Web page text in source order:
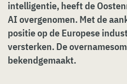
intelligentie, heeft de
AI overgenomen. Met de
positie op de Europese
versterken. De
bekendgemaakt.